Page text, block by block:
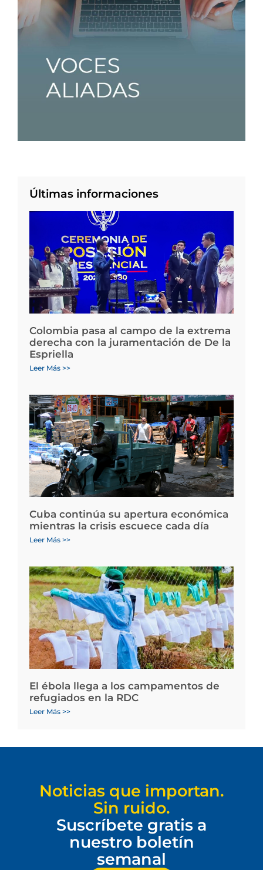
Últimas informaciones
Colombia pasa al campo de la extrema
derecha con la juramentación de De la
Espriella
Leer Más >>
Cuba continúa su apertura económica
mientras la crisis escuece cada día
Leer Más >>
El ébola llega a los campamentos de
refugiados en la RDC
Leer Más >>
Noticias que importan.
Sin ruido.
Suscríbete gratis a
nuestro boletín
semanal